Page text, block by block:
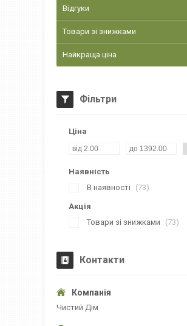
Відгуки
Товари зі знижками
Найкраща ціна
Фільтри
Ціна
Наявність
В наявності
73
Акція
Товари зі знижками
73
Контакти
Чистий Дім